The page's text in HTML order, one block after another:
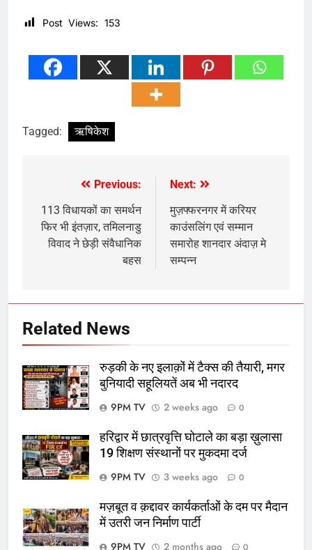
Post Views: 153
Tagged: ऋषिकेश
navigation
Previous:
113 विधायकों का समर्थन
फिर भी इंतज़ार, तमिलनाडु
विवाद ने छेड़ी संवैधानिक
बहस
Next:
मुज़फ्फरनगर में करियर
काउंसलिंग एवं सम्मान
समारोह शानदार अंदाज़ मे
सम्पन्न
Related News
रुड़की के नए इलाक़ों में टैक्स की तैयारी, मगर
बुनियादी सहूलियतें अब भी नदारद
9PM TV
2 weeks ago 0
हरिद्वार में छात्रवृत्ति घोटाले का बड़ा ख़ुलासा
19 शिक्षण संस्थानों पर मुकदमा दर्ज
9PM TV
3 weeks ago 0
मज़बूत व क़द्दावर कार्यकर्ताओं के दम पर मैदान
में उतरी जन निर्माण पार्टी
9PM TV
2 months ago